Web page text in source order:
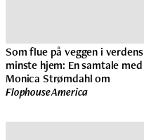
Som flue på veggen i verdens
minste hjem: En samtale med
Monica Strømdahl om
Flophouse America